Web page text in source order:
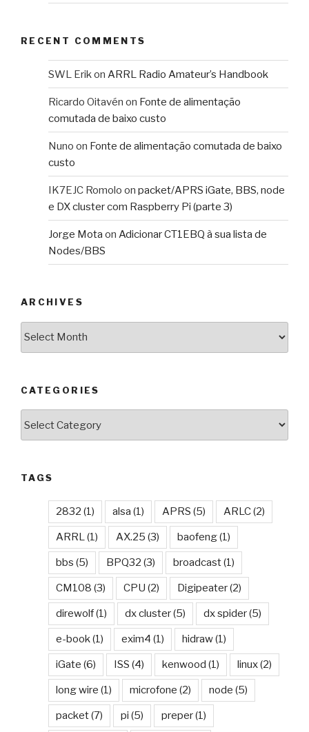
RECENT COMMENTS
SWL Erikon ARRL Radio Amateur’s Handbook
Ricardo Oitavén on Fonte de alimentação
comutada de baixo custo
Nuno on Fonte de alimentação comutada de baixo
custo
IK7EJC Romolo on packet/APRS iGate, BBS, node
e DX cluster com Raspberry Pi (parte 3)
Jorge Mota on Adicionar CT1EBQ à sua lista de
Nodes/BBS
ARCHIVES
CATEGORIES
TAGS
2832 (1) alsa (1) APRS (5) ARLC(2)
ARRL(1) AX.25 (3) baofeng(1)
bbs (5) BPQ32 (3) broadcast(1)
CM108 (3) CPU (2) Digipeater(2)
direwolf(1) dx cluster(5) dx spider(5)
e-book(1) exim4 (1) hidraw(1)
iGate (6) ISS (4) kenwood (1) linux(2)
long wire (1) microfone (2) node (5)
packet(7) pi (5) preper(1)